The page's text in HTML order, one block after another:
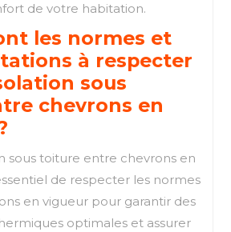
de votre habitation.
les normes et
à respecter
sous
chevrons en
sous toiture entre chevrons en
de respecter les normes
en vigueur pour garantir des
optimales et assurer